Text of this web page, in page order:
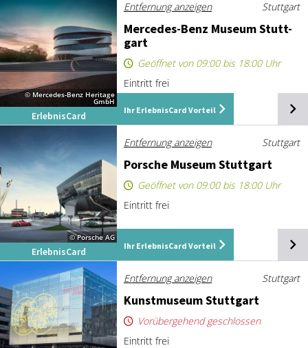
© Mercedes-Benz Heritage
GmbH
ErlebnisCard
Entfernung anzeigen Stuttgart
Mer­ce­des-Benz Mu­se­um Stutt­
gart
Geöffnet von 09:00 bis 18:00 Uhr
Eintritt frei
Ihr ErlebnisCard Vorteil
© Porsche AG
ErlebnisCard
Entfernung anzeigen Stuttgart
Por­sche Mu­se­um Stutt­gart
Geöffnet von 09:00 bis 18:00 Uhr
Eintritt frei
Ihr ErlebnisCard Vorteil
Entfernung anzeigen Stuttgart
Kunst­mu­se­um Stutt­gart
Vorübergehend geschlossen
Eintritt frei